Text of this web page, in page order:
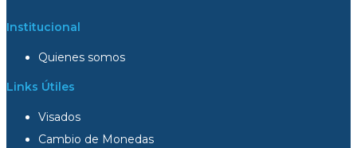
Institucional
Quienes somos
Links Útiles
Visados
Cambio de Monedas